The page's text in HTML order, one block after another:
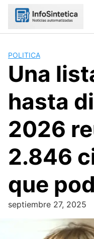
Skip
POLITICA
Una
hasta
2026
2.846
que
septiembre 27, 2025